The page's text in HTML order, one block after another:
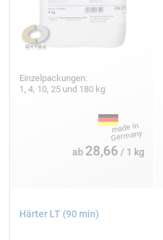
Einzelpackungen:
1, 4, 10, 25 und 180 kg
ab 28,66 / 1 kg
Härter LT (90 min)